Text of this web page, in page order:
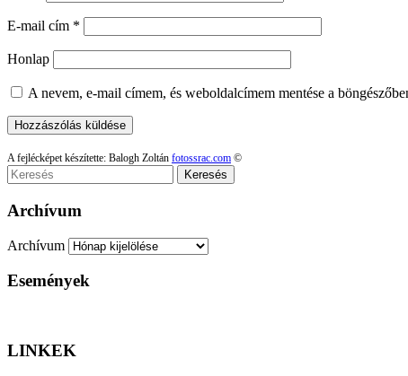
E-mail cím *
Honlap
A nevem, e-mail címem, és weboldalcímem mentése a
A fejlécképet készítette: Balogh Zoltán fotossrac.com ©
Keresés
Archívum
Archívum
Események
LINKEK